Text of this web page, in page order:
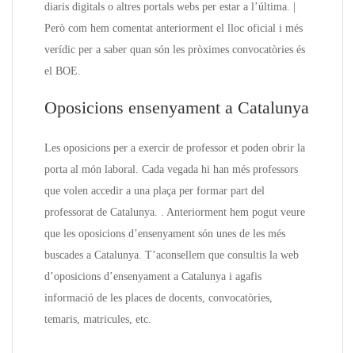
diaris digitals o altres portals webs per estar a l’última. |
Però com hem comentat anteriorment el lloc oficial i més
verídic per a saber quan són les pròximes convocatòries és
el BOE.
Oposicions ensenyament a Catalunya
Les oposicions per a exercir de professor et poden obrir la
porta al món laboral. Cada vegada hi han més professors
que volen accedir a una plaça per formar part del
professorat de Catalunya. . Anteriorment hem pogut veure
que les oposicions d’ensenyament són unes de les més
buscades a Catalunya. T’aconsellem que consultis la web
d’oposicions d’ensenyament a Catalunya i agafis
informació de les places de docents, convocatòries,
temaris, matricules, etc.